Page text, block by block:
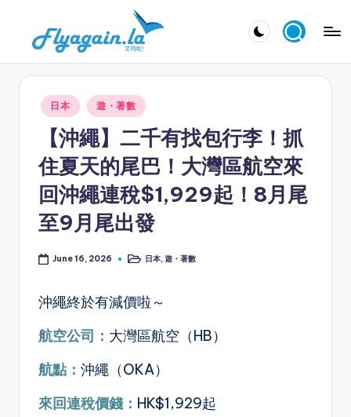
飛
Posted
in
日本 遊・著數
【沖繩】二千有找包行李！抓
住夏天的尾巴！大灣區航空來
回沖繩連稅$1,929起！8月尾
至9月尾出發
June 16, 2026
Posted
日本 ,遊・著數
沖繩終於有減價啦～
航空公司： 大灣區航空（HB）
航點： 沖繩（OKA）
來回連稅價錢 ： HK$1,929起